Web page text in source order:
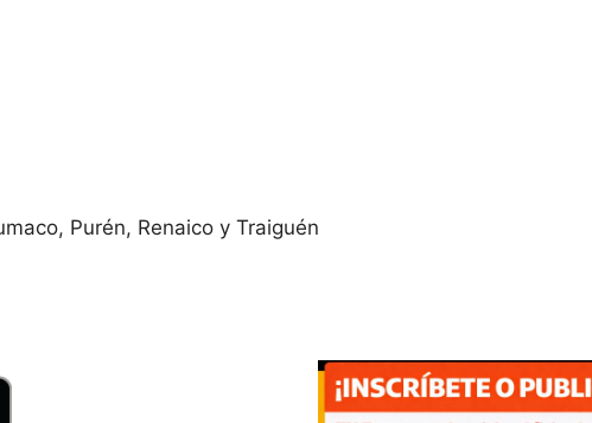
Purén, Renaico y Traiguén